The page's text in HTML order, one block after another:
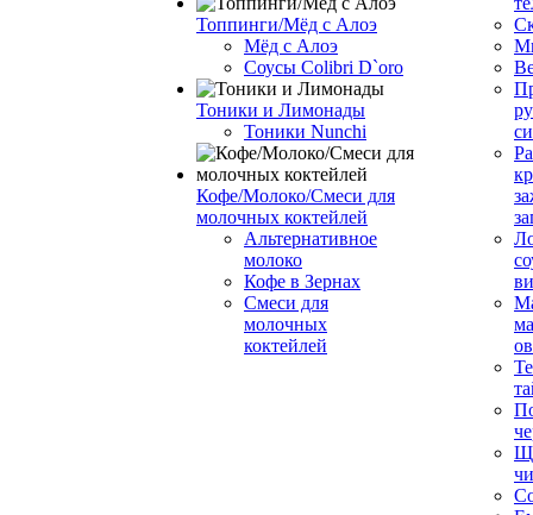
Топпинги/Мёд с Алоэ
Мёд с Алоэ
Соусы Colibri D`oro
Тоники и Лимонады
Тоники Nunchi
Кофе/Молоко/Смеси для
молочных коктейлей
Альтернативное
молоко
Кофе в Зернах
Смеси для
молочных
коктейлей